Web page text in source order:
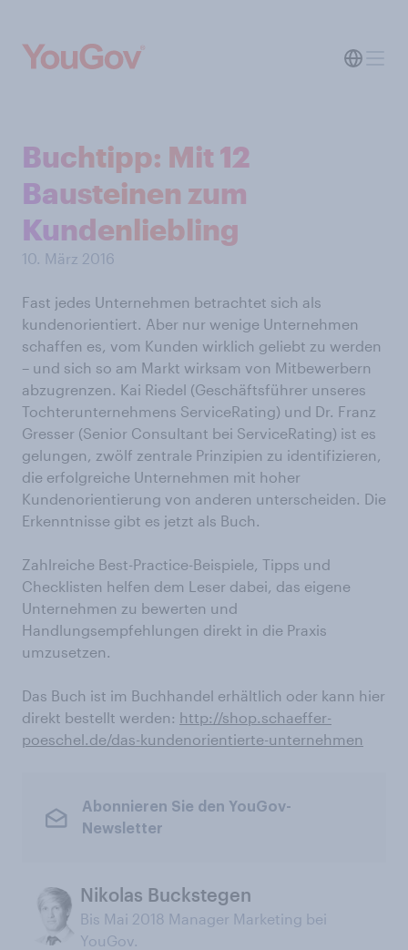
Buchtipp: Mit 12
Bausteinen zum
Kundenliebling
10. März 2016
Fast jedes Unternehmen betrachtet sich als
kundenorientiert. Aber nur wenige Unternehmen
schaffen es, vom Kunden wirklich geliebt zu werden
– und sich so am Markt wirksam von Mitbewerbern
abzugrenzen. Kai Riedel (Geschäftsführer unseres
Tochterunternehmens ServiceRating) und Dr. Franz
Gresser (Senior Consultant bei ServiceRating) ist es
gelungen, zwölf zentrale Prinzipien zu identifizieren,
die erfolgreiche Unternehmen mit hoher
Kundenorientierung von anderen unterscheiden. Die
Erkenntnisse gibt es jetzt als Buch.
Zahlreiche Best-Practice-Beispiele, Tipps und
Checklisten helfen dem Leser dabei, das eigene
Unternehmen zu bewerten und
Handlungsempfehlungen direkt in die Praxis
umzusetzen.
Das Buch ist im Buchhandel erhältlich oder kann hier
direkt bestellt werden: http://shop.schaeffer-
poeschel.de/das-kundenorientierte-unternehmen
Abonnieren Sie den YouGov-
Newsletter
Nikolas Buckstegen
Bis Mai 2018 Manager Marketing bei
YouGov.